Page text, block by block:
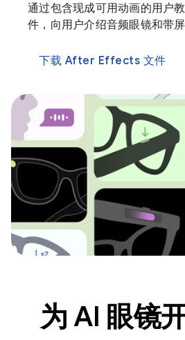
通过包含现成可用动画的用户
件，向用户介绍音频眼镜和带屏
下载 After Effects 文件
为 AI 眼镜